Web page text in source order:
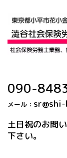
090-
メール：
土日祝のお問
下さい。